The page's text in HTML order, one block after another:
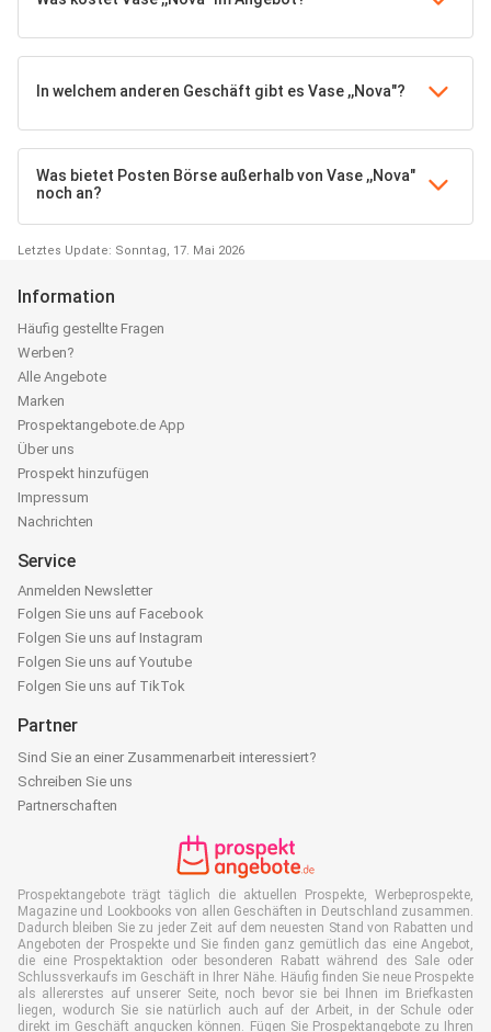
In welchem anderen Geschäft gibt es Vase ,,Nova"?
Was bietet Posten Börse außerhalb von Vase ,,Nova"
noch an?
Letztes Update: Sonntag, 17. Mai 2026
Information
Häufig gestellte Fragen
Werben?
Alle Angebote
Marken
Prospektangebote.de App
Über uns
Prospekt hinzufügen
Impressum
Nachrichten
Service
Anmelden Newsletter
Folgen Sie uns auf Facebook
Folgen Sie uns auf Instagram
Folgen Sie uns auf Youtube
Folgen Sie uns auf TikTok
Partner
Sind Sie an einer Zusammenarbeit interessiert?
Schreiben Sie uns
Partnerschaften
Prospektangebote trägt täglich die aktuellen Prospekte, Werbeprospekte,
Magazine und Lookbooks von allen Geschäften in Deutschland zusammen.
Dadurch bleiben Sie zu jeder Zeit auf dem neuesten Stand von Rabatten und
Angeboten der Prospekte und Sie finden ganz gemütlich das eine Angebot,
die eine Prospektaktion oder besonderen Rabatt während des Sale oder
Schlussverkaufs im Geschäft in Ihrer Nähe. Häufig finden Sie neue Prospekte
als allererstes auf unserer Seite, noch bevor sie bei Ihnen im Briefkasten
liegen, wodurch Sie sie natürlich auch auf der Arbeit, in der Schule oder
direkt im Geschäft angucken können. Fügen Sie Prospektangebote zu Ihren